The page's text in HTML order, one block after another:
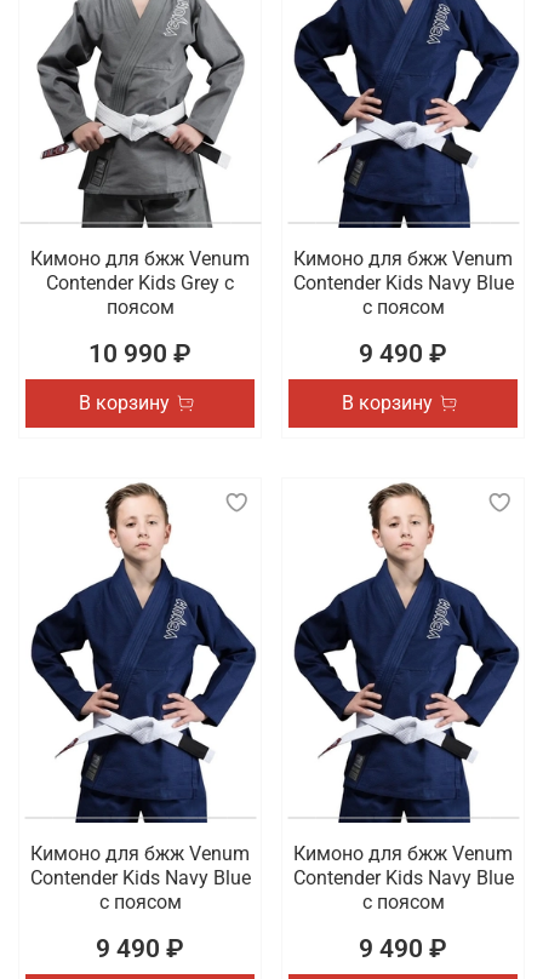
Кимоно для бжж Venum
Contender Kids Grey с
поясом
10 990 ₽
В корзину
Кимоно для бжж Venum
Contender Kids Navy Blue
с поясом
9 490 ₽
В корзину
Кимоно для бжж Venum
Contender Kids Navy Blue
с поясом
9 490 ₽
Кимоно для бжж Venum
Contender Kids Navy Blue
с поясом
9 490 ₽